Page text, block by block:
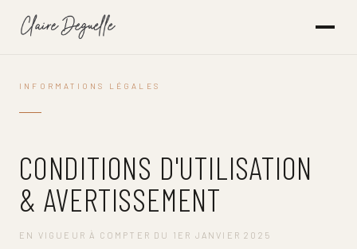
INFORMATIONS LÉGALES
CONDITIONS D'UTILISATION
& AVERTISSEMENT
EN VIGUEUR À COMPTER DU 1ER JANVIER 2025